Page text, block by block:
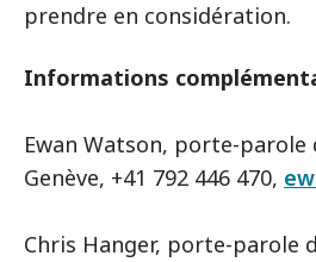
prendre en considération.
Informations
Ewan Watson, porte-parole
Genève, +41 792 446 470,
Chris Hanger, porte-parole